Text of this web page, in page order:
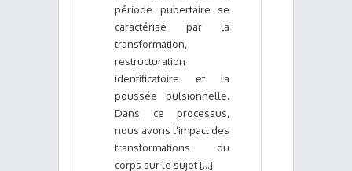
période pubertaire se
caractérise par la
transformation,
restructuration
identificatoire et la
poussée pulsionnelle.
Dans ce processus,
nous avons l’impact des
transformations du
corps sur le sujet [...]